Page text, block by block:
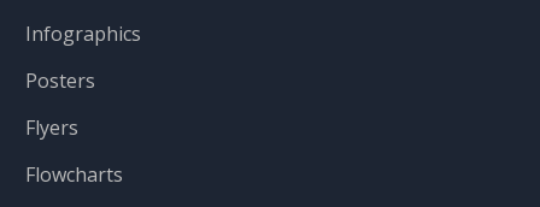
Infographics
Posters
Flyers
Flowcharts